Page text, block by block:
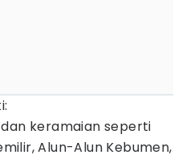
keramaian seperti
Alun-Alun Kebumen,